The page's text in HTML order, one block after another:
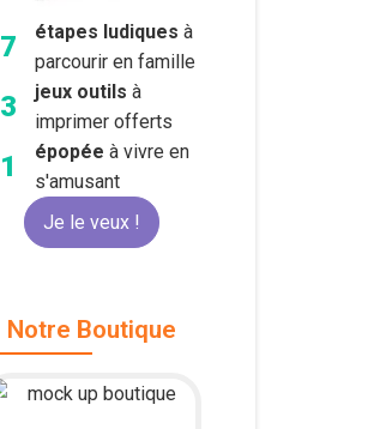
7 étapes ludiquesà
parcourir en famille
3 jeux outilsà
imprimer offerts
1 épopéeà vivre en
s'amusant
Je le veux !
Notre Boutique